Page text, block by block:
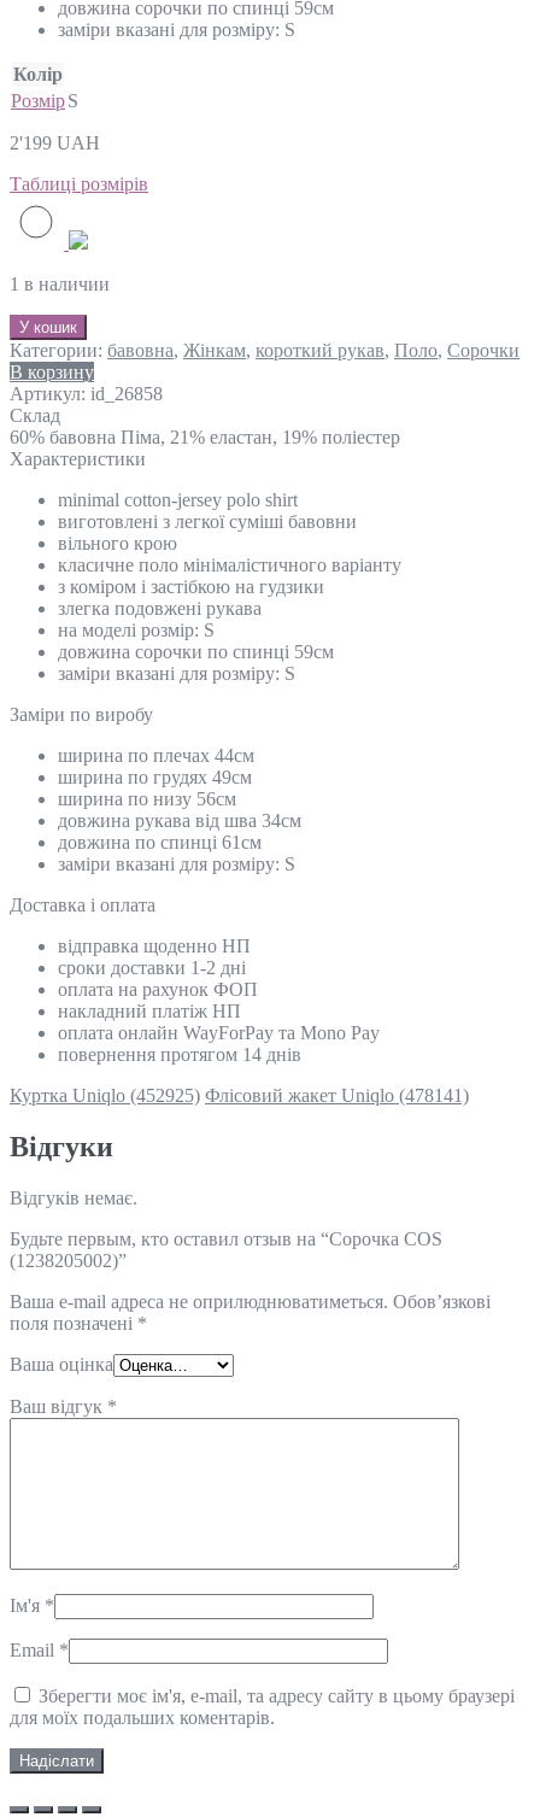
довжина сорочки по спинці 59см
заміри вказані для розміру: S
Колір
РозмірS
2'199 UAH
Таблиці розмірів
1 в наличии
У кошик
Категории: бавовна, Жінкам, короткий рукав, Поло, Сорочки
В корзину
Артикул: id_26858
Склад
60% бавовна Піма, 21% еластан, 19% поліестер
Характеристики
minimal cotton-jersey polo shirt
виготовлені з легкої суміші бавовни
вільного крою
класичне поло мінімалістичного варіанту
з коміром і застібкою на гудзики
злегка подовжені рукава
на моделі розмір: S
довжина сорочки по спинці 59см
заміри вказані для розміру: S
Замiри по виробу
ширина по плечах 44см
ширина по грудях 49см
ширина по низу 56см
довжина рукава від шва 34см
довжина по спинці 61см
заміри вказані для розміру: S
Доставка і оплата
відправка щоденно НП
сроки доставки 1-2 дні
оплата на рахунок ФОП
накладний платіж НП
оплата онлайн WayForPay та Mono Pay
повернення протягом 14 днів
Куртка Uniqlo (452925) Флісовий жакет Uniqlo (478141)
Відгуки
Відгуків немає.
Будьте первым, кто оставил отзыв на “Сорочка COS
(1238205002)”
Ваша e-mail адреса не оприлюднюватиметься. Обов’язкові
поля позначені *
Ваша оцінка
Ваш відгук *
Ім'я *
Email *
Зберегти моє ім'я, e-mail, та адресу сайту в цьому браузері
для моїх подальших коментарів.